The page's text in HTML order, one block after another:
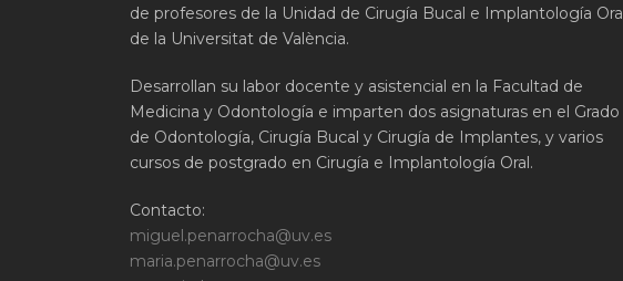
de profesores de la Unidad de Cirugía Bucal e Implantología Oral
de la Universitat de València.
Desarrollan su labor docente y asistencial en la Facultad de
Medicina y Odontología e imparten dos asignaturas en el Grado
de Odontología, Cirugía Bucal y Cirugía de Implantes, y varios
cursos de postgrado en Cirugía e Implantología Oral.
Contacto:
miguel.penarrocha@uv.es
maria.penarrocha@uv.es